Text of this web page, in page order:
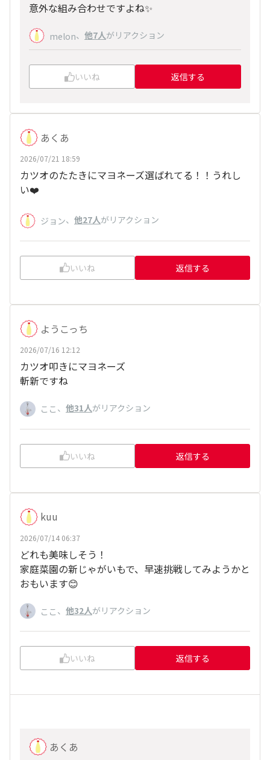
意外な組み合わせですよね✨️
melon、 他7人がリアクション
いいね 返信する
あくあ
2026/07/21 18:59
カツオのたたきにマヨネーズ選ばれてる！！うれし
い❤️
ジョン、 他27人がリアクション
いいね 返信する
ようこっち
2026/07/16 12:12
カツオ叩きにマヨネーズ
斬新ですね
ここ 、 他31人がリアクション
いいね 返信する
kuu
2026/07/14 06:37
どれも美味しそう！
家庭菜園の新じゃがいもで、早速挑戦してみようかと
おもいます😊
ここ 、 他32人がリアクション
いいね 返信する
あくあ